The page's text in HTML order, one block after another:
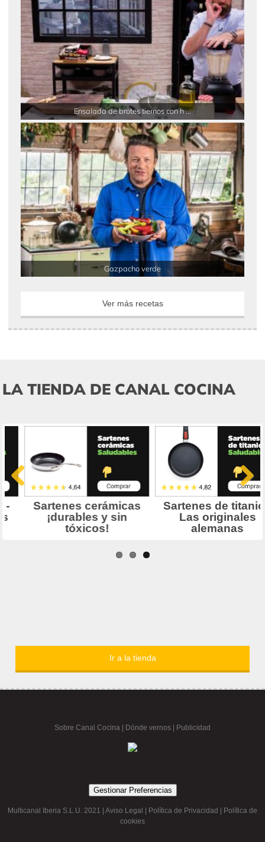
Ensalada de brotes tiernos con h ...
Gazpacho verde
Ver más recetas
LA TIENDA DE CANAL COCINA
Ir a la tienda
Sobre Canal Cocina Dónde vernos | Publicidad
Gestionar Preferencias
Multicanal Iberia S.L.U. 2021 | Aviso Legal Política de Privacidad
Política de
cookies